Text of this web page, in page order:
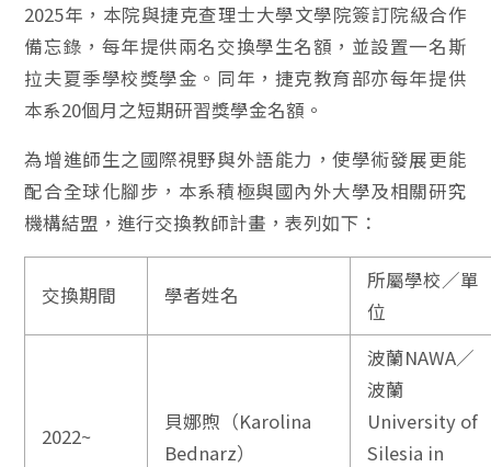
2025年，本院與捷克查理士大學文學院簽訂院級合作
備忘錄，每年提供兩名交換學生名額，並設置一名斯
拉夫夏季學校獎學金。同年，捷克教育部亦每年提供
本系20個月之短期研習獎學金名額。
為增進師生之國際視野與外語能力，使學術發展更能
配合全球化腳步，本系積極與國內外大學及相關研究
機構結盟，進行交換教師計畫，表列如下：
交換期間 學者姓名
所屬學校／單
位
2022~
貝娜煦（Karolina
Bednarz）
波蘭NAWA／
波蘭
University of
Silesia in